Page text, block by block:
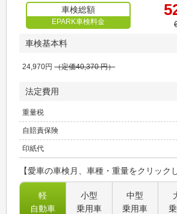
車検総額
EPARK車検料金
車検基本料
24,970円 （定価40,370円）
法定費用
重量税
自賠責保険
印紙代
【愛車の車検月、車種・重量をクリック
軽
自動車
小型
乗用車
中型
乗用車